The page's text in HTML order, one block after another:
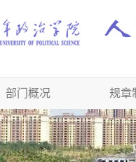
部门概况 规章